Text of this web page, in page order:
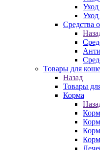
Уход
Уход
Средства
Товары для
Назад
Товары
Корма